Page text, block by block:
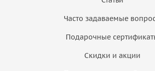
Часто задаваемые
Подарочные
Скидки и акции